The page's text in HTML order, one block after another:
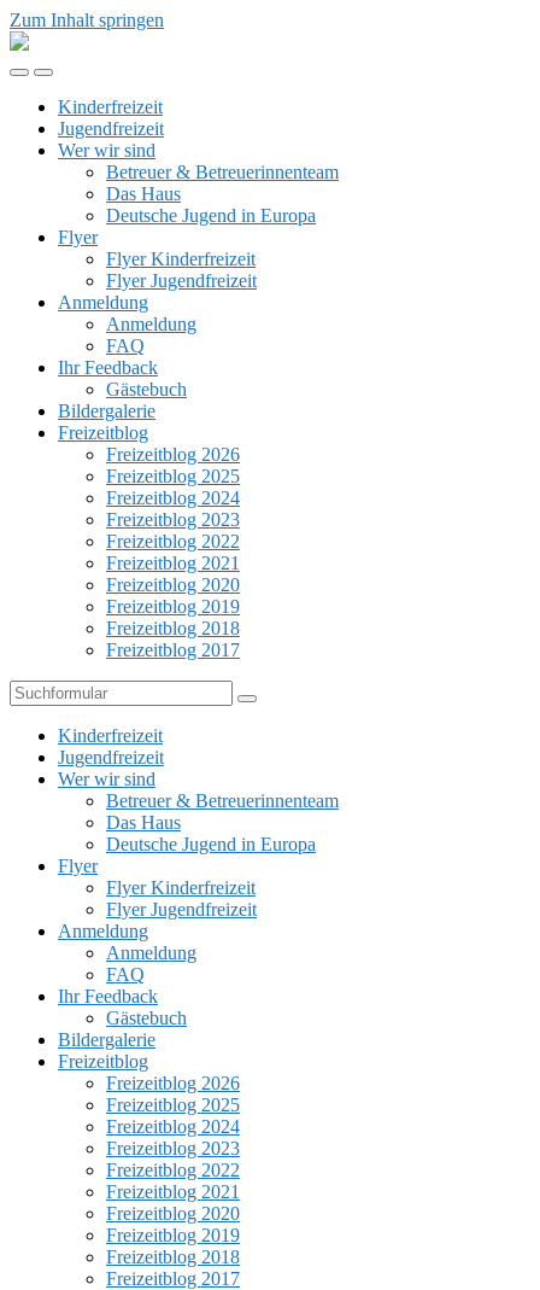
Zum Inhalt springen
Kinder-
Rhön
Mobil-
umschalten
Suchfeld
umschalten
Kinderfreizeit
Jugendfreizeit
Wer wir sind
Betreuer & Betreuerinnenteam
Das Haus
Deutsche Jugend in Europa
Flyer
Flyer Kinderfreizeit
Flyer Jugendfreizeit
Anmeldung
Anmeldung
FAQ
Ihr Feedback
Gästebuch
Bildergalerie
Freizeitblog
Freizeitblog 2026
Freizeitblog 2025
Freizeitblog 2024
Freizeitblog 2023
Freizeitblog 2022
Freizeitblog 2021
Freizeitblog 2020
Freizeitblog 2019
Freizeitblog 2018
Freizeitblog 2017
Suchen
Kinderfreizeit
Jugendfreizeit
Wer wir sind
Betreuer & Betreuerinnenteam
Das Haus
Deutsche Jugend in Europa
Flyer
Flyer Kinderfreizeit
Flyer Jugendfreizeit
Anmeldung
Anmeldung
FAQ
Ihr Feedback
Gästebuch
Bildergalerie
Freizeitblog
Freizeitblog 2026
Freizeitblog 2025
Freizeitblog 2024
Freizeitblog 2023
Freizeitblog 2022
Freizeitblog 2021
Freizeitblog 2020
Freizeitblog 2019
Freizeitblog 2018
Freizeitblog 2017